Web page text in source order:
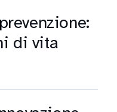
di vita